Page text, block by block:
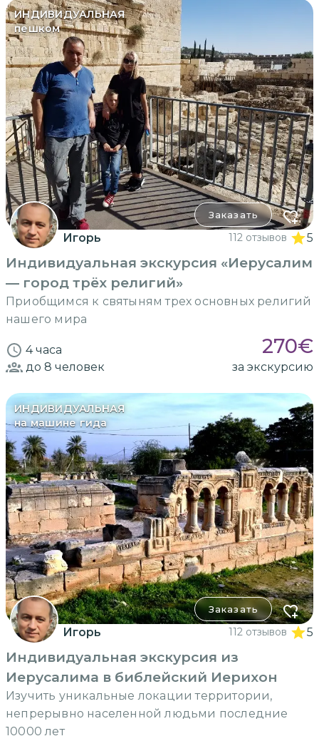
ИНДИВИДУАЛЬНАЯ
пешком
Заказать
Игорь 112 отзывов 5
Индивидуальная экскурсия «Иерусалим
— город трёх религий»
Приобщимся к святыням трех основных религий
нашего мира
4 часа 270€
до 8 человек за экскурсию
ИНДИВИДУАЛЬНАЯ
на машине гида
Заказать
Игорь 112 отзывов 5
Индивидуальная экскурсия из
Иерусалима в библейский Иерихон
Изучить уникальные локации территории,
непрерывно населенной людьми последние
10000 лет